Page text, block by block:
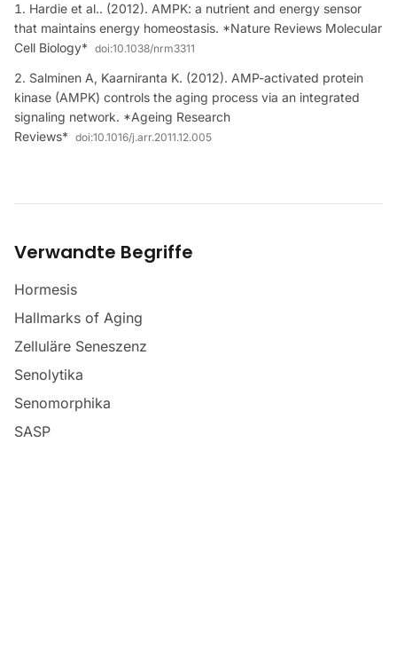
Hardie et al.. (2012). AMPK: a nutrient and energy sensor
that maintains energy homeostasis. *Nature Reviews Molecular
Cell Biology* doi:10.1038/nrm3311
Salminen A, Kaarniranta K. (2012). AMP-activated protein
kinase (AMPK) controls the aging process via an integrated
signaling network. *Ageing Research
Reviews* doi:10.1016/j.arr.2011.12.005
Verwandte Begriffe
Hormesis
Hallmarks of Aging
Zelluläre Seneszenz
Senolytika
Senomorphika
SASP